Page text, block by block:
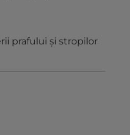
prafului şi stropilor